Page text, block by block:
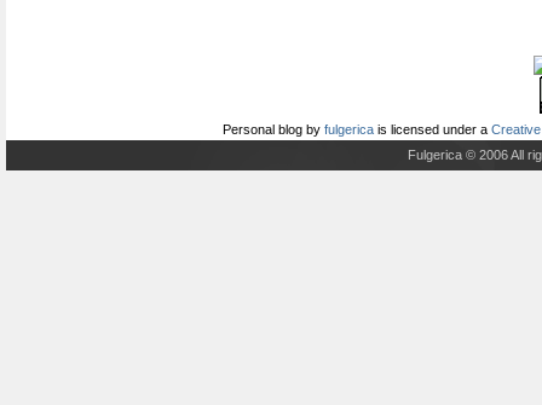
Personal blog by fulgerica is licensed under a
Fulgerica © 2006 All